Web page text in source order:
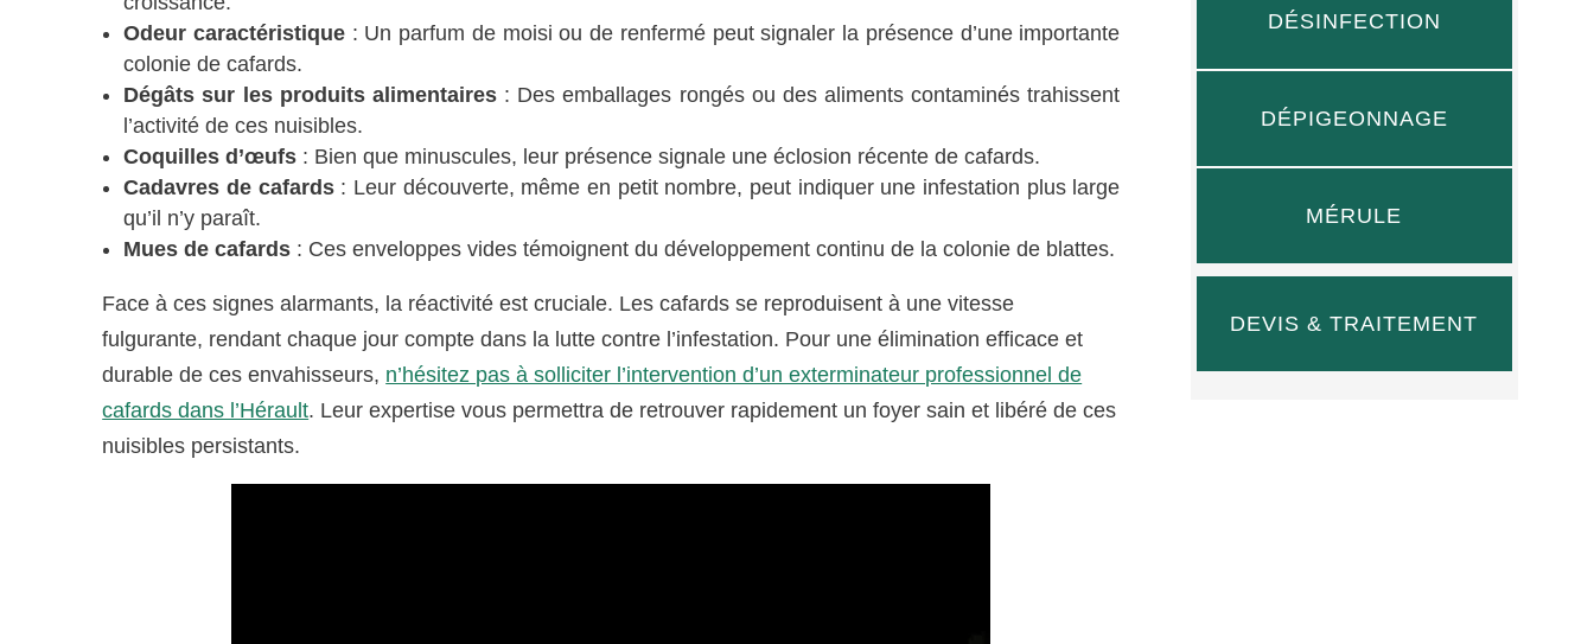
Odeur caractéristique: Un parfum de moisi ou de renfermé peut signaler la présence d’une importante
colonie de cafards.
Dégâts sur les produits alimentaires: Des emballages rongés ou des aliments contaminés trahissent
l’activité de ces nuisibles.
Coquilles d’œufs : Bien que minuscules, leur présence signale une éclosion récente de cafards.
Cadavres de cafards: Leur découverte, même en petit nombre, peut indiquer une infestation plus large
qu’il n’y paraît.
Mues de cafards : Ces enveloppes vides témoignent du développement continu de la colonie de blattes.
Face à ces signes alarmants, la réactivité est cruciale. Les cafards se reproduisent à une vitesse
fulgurante, rendant chaque jour compte dans la lutte contre l’infestation. Pour une élimination efficace et
durable de ces envahisseurs, n’hésitez pas à solliciter l’intervention d’un exterminateur professionnel de
cafards dans l’Hérault. Leur expertise vous permettra de retrouver rapidement un foyer sain et libéré de ces
nuisibles persistants.
DÉSINFECTION
DÉPIGEONNAGE
MÉRULE
DEVIS & TRAITEMENT